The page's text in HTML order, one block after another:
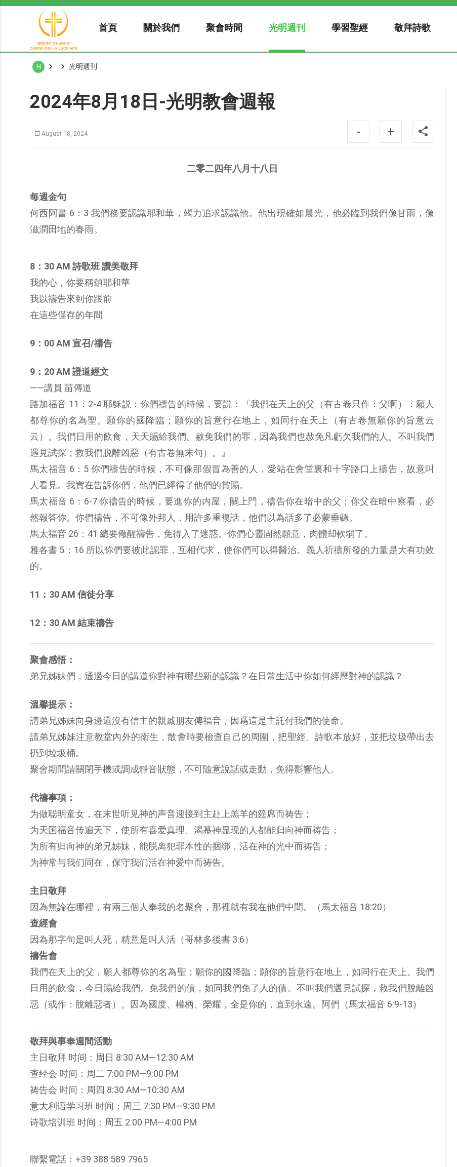
首頁 關於我們 聚會時間 光明週刊 學習聖經 敬拜詩歌
H 光明週刊
2024年8月18日-光明教會週報
August 18, 2024 - +
二零二四年八月十八日
每週金句
何西阿書 6：3 我們務要認識耶和華，竭力追求認識他。他出現確如晨光，他必臨到我們像甘雨，像
滋潤田地的春雨。
8：30 AM 詩歌班 讚美敬拜
我的心，你要稱頌耶和華
我以禱告來到你跟前
在這些僅存的年間
9：00 AM 宣召/禱告
9：20 AM 證道經文
——講員 苗傳道
路加福音 11：2-4 耶穌説：你們禱告的時候，要説：『我們在天上的父（有古卷只作：父啊）：願人
都尊你的名為聖。願你的國降臨；願你的旨意行在地上，如同行在天上（有古卷無願你的旨意云
云）。我們日用的飲食，天天賜給我們。赦免我們的罪，因為我們也赦免凡虧欠我們的人。不叫我們
遇見試探；救我們脱離凶惡（有古卷無末句）。』
馬太福音 6：5 你們禱告的時候，不可像那假冒為善的人，愛站在會堂裏和十字路口上禱告，故意叫
人看見。我實在告訴你們，他們已經得了他們的賞賜。
馬太福音 6：6-7 你禱告的時候，要進你的内屋，關上門，禱告你在暗中的父；你父在暗中察看，必
然報答你。你們禱告，不可像外邦人，用許多重複話，他們以為話多了必蒙垂聽。
馬太福音 26：41 總要儆醒禱告，免得入了迷惑。你們心靈固然願意，肉體却軟弱了。
雅各書 5：16 所以你們要彼此認罪，互相代求，使你們可以得醫治。義人祈禱所發的力量是大有功效
的。
11：30 AM 信徒分享
12：30 AM 結束禱告
聚會感悟：
弟兄姊妹們，通過今日的講道你對神有哪些新的認識？在日常生活中你如何經歷對神的認識？
溫馨提示：
請弟兄姊妹向身邊還沒有信主的親戚朋友傳福音，因爲這是主託付我們的使命。
請弟兄姊妹注意教堂內外的衛生，散會時要檢查自己的周圍，把聖經、詩歌本放好，並把垃圾帶出去
扔到垃圾桶。
聚會期間請關閉手機或調成靜音狀態，不可隨意說話或走動，免得影響他人。
代禱事項：
为做聪明童女，在末世听见神的声音迎接到主赴上羔羊的筵席而祷告；
为天国福音传遍天下，使所有喜爱真理、渴慕神显现的人都能归向神而祷告；
为所有归向神的弟兄姊妹，能脱离犯罪本性的捆绑，活在神的光中而祷告；
为神常与我们同在，保守我们活在神爱中而祷告。
主日敬拜
因為無論在哪裡，有兩三個人奉我的名聚會，那裡就有我在他們中間。（馬太福音 18:20）
查經會
因為那字句是叫人死，精意是叫人活（哥林多後書 3:6）
禱告會
我們在天上的父，願人都尊你的名為聖；願你的國降臨；願你的旨意行在地上，如同行在天上。我們
日用的飲食，今日賜給我們。免我們的債，如同我們免了人的債。不叫我們遇見試探，救我們脫離凶
惡（或作：脫離惡者）。因為國度、權柄、榮耀，全是你的，直到永遠。阿們（馬太福音 6:9-13）
敬拜與事奉週間活動
主日敬拜 时间：周日 8:30 AM—12:30 AM
查经会 时间：周二 7:00 PM—9:00 PM
祷告会 时间：周四 8:30 AM—10:30 AM
意大利语学习班 时间：周三 7:30 PM—9:30 PM
诗歌培训班 时间：周五 2:00 PM—4:00 PM
聯繫電話：+39 388 589 7965